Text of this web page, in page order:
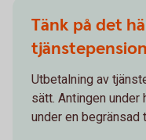
Tänk på det
tjänstepension
Utbetalning av
sätt. Antingen
under en begränsad